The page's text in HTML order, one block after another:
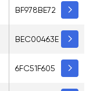
BF978BE72
BEC00463E
6FC51F605